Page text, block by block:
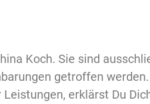
Koch. Sie sind
getroffen
erklärst Du